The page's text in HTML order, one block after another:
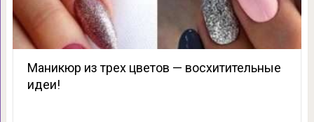
Маникюр из трех цветов — восхитительные
идеи!